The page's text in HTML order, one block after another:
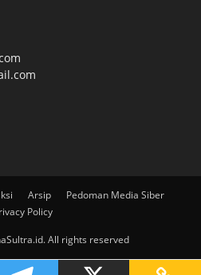
Arsip
Pedoman Media Siber
Policy
All rights reserved